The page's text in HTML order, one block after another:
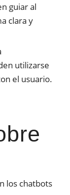
guiar al
clara y
utilizarse
el usuario.
los chatbots